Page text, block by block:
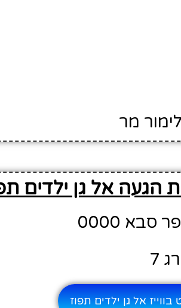
מר
הגעה אל גן ילדים
0000
7
בווייז אל גן ילדים תפוז